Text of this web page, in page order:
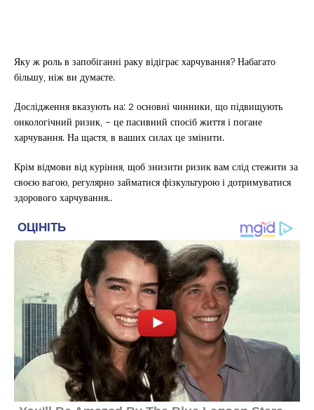
Яку ж роль в запобіганні раку відіграє харчування? Набагато
більшу, ніж ви думаєте.
Дослідження вказують на: 2 основні чинники, що підвищують
онкологічний ризик, – це пасивний спосіб життя і погане
харчування. На щастя, в ваших силах це змінити.
Крім відмови від куріння, щоб знизити ризик вам слід стежити за
своєю вагою, регулярно займатися фізкультурою і дотримуватися
здорового харчування..